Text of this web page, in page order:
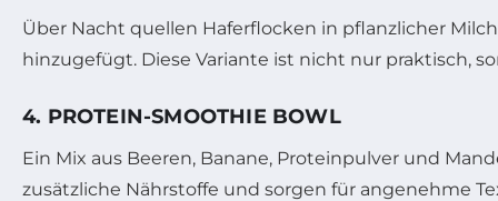
Über Nacht quellen Haferflocken in pflanzlicher
hinzugefügt. Diese Variante ist nicht nur praktisch,
4. PROTEIN-SMOOTHIE BOWL
Ein Mix aus Beeren, Banane, Proteinpulver und
zusätzliche Nährstoffe und sorgen für angenehme